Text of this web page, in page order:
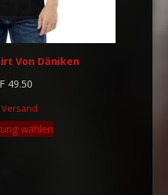
Von Däniken
49.50
Versand
wählen